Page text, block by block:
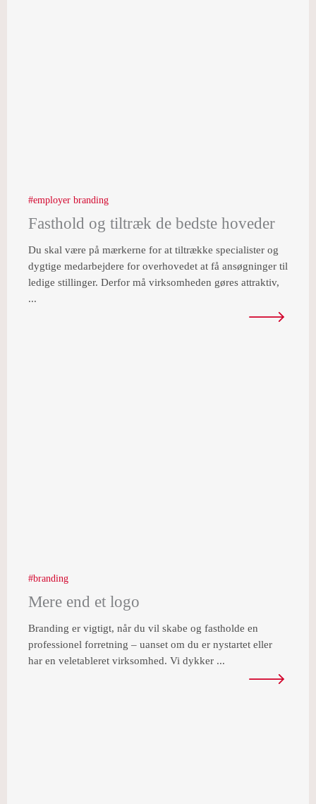
employer branding
Fasthold og tiltræk de bedste hoveder
Du skal være på mærkerne for at tiltrække specialister og
dygtige medarbejdere for overhovedet at få ansøgninger til
ledige stillinger. Derfor må virksomheden gøres attraktiv,
...
branding
Mere end et logo
Branding er vigtigt, når du vil skabe og fastholde en
professionel forretning – uanset om du er nystartet eller
har en veletableret virksomhed. Vi dykker ...